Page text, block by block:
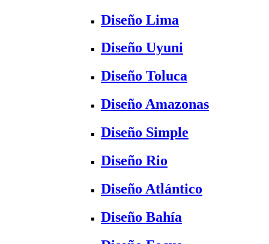
Diseño Lima
Diseño Uyuni
Diseño Toluca
Diseño Amazonas
Diseño Simple
Diseño Rio
Diseño Atlántico
Diseño Bahía